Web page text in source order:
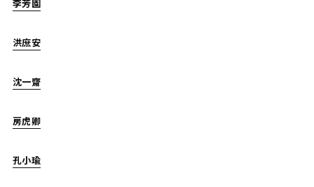
李芳園
洪庶安
沈一齋
房虎卿
孔小瑜
鄭午昌、王師子 玉米、篆書
開催
予想価格
JPY 50,000 - 150,000
結果